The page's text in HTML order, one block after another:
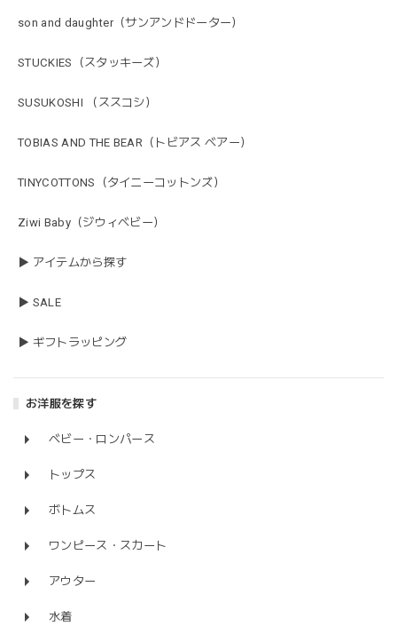
son and daughter（サンアンドドーター）
STUCKIES（スタッキーズ）
SUSUKOSHI （ススコシ）
TOBIAS AND THE BEAR（トビアス ベアー）
TINYCOTTONS（タイニーコットンズ）
Ziwi Baby（ジウィベビー）
▶ アイテムから探す
▶ SALE
▶ ギフトラッピング
お洋服を探す
ベビー・ロンパース
トップス
ボトムス
ワンピース・スカート
アウター
水着